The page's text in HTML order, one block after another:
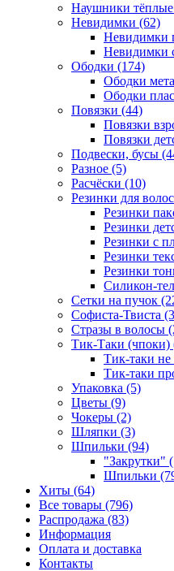
Наушники
Невидимки (62)
Невидимки
Невидимки
Ободки (174)
Ободки
Ободки
Повязки (44)
Повязки
Повязки
Подвески, бусы
Разное (5)
Расчёски (10)
Резинки для
Резинки
Резинки
Резинки с
Резинки
Резинки
Силикон-
Сетки на пучок
Софиста-Твиста
Стразы в волосы
Тик-Таки (чпоки)
Тик-таки не
Тик-таки
Упаковка (5)
Цветы (9)
Чокеры (2)
Шляпки (3)
Шпильки (94)
"Закрутки"
Шпильки
Хиты (64)
Все товары (796)
Распродажа (83)
Информация
Оплата и доставка
Контакты